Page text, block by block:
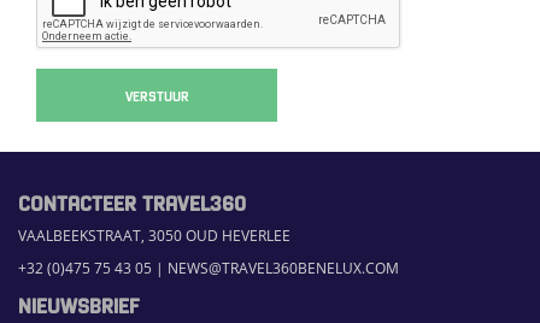
VERSTUUR
CONTACTEER TRAVEL360
VAALBEEKSTRAAT, 3050 OUD HEVERLEE
+32 (0)475 75 43 05 | NEWS@TRAVEL360BENELUX.COM
NIEUWSBRIEF